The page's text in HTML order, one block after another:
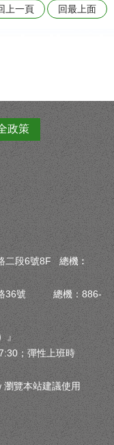
上一頁 回最上面
政策
二段6號8F 總機︰
路36號 總機：886-
』
；彈性上班時
瀏覽本站建議使用